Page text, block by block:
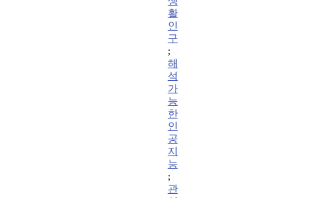
활
인
구
;
해
석
가
능
한
인
공
지
능
;
관